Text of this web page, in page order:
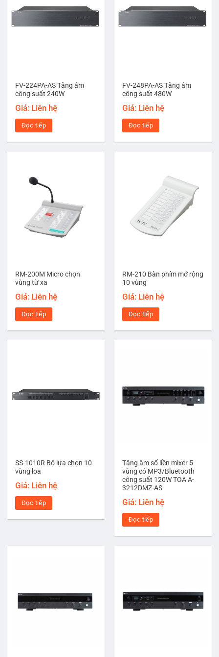
FV-224PA-AS Tăng âm
công suất 240W
Giá: Liên hệ
Đọc tiếp
FV-248PA-AS Tăng âm
công suất 480W
Giá: Liên hệ
Đọc tiếp
RM-200M Micro chọn
vùng từ xa
Giá: Liên hệ
Đọc tiếp
RM-210 Bàn phím mở rộng
10 vùng
Giá: Liên hệ
Đọc tiếp
SS-1010R Bộ lựa chọn 10
vùng loa
Giá: Liên hệ
Đọc tiếp
Tăng âm số liền mixer 5
vùng có MP3/Bluetooth
công suất 120W TOA A-
3212DMZ-AS
Giá: Liên hệ
Đọc tiếp